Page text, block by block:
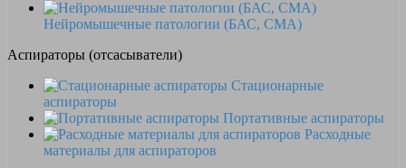
Нейромышечные патологии (БАС, СМА)
Аспираторы (отсасыватели)
Стационарные
аспираторы
Портативные аспираторы
Расходные
материалы для аспираторов